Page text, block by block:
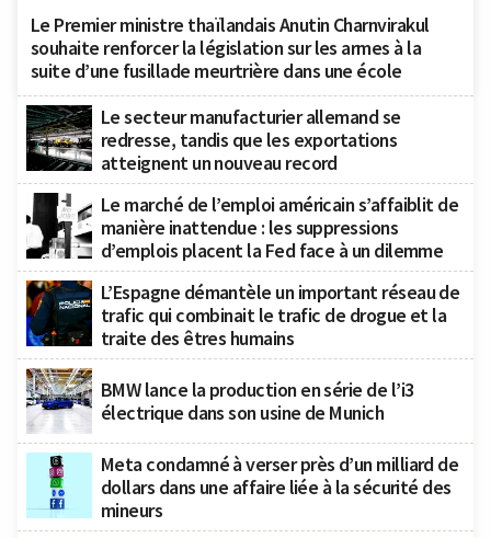
Le Premier ministre thaïlandais Anutin Charnvirakul
souhaite renforcer la législation sur les armes à la
suite d’une fusillade meurtrière dans une école
Le secteur manufacturier allemand se
redresse, tandis que les exportations
atteignent un nouveau record
Le marché de l’emploi américain s’affaiblit de
manière inattendue : les suppressions
d’emplois placent la Fed face à un dilemme
L’Espagne démantèle un important réseau de
trafic qui combinait le trafic de drogue et la
traite des êtres humains
BMW lance la production en série de l’i3
électrique dans son usine de Munich
Meta condamné à verser près d’un milliard de
dollars dans une affaire liée à la sécurité des
mineurs